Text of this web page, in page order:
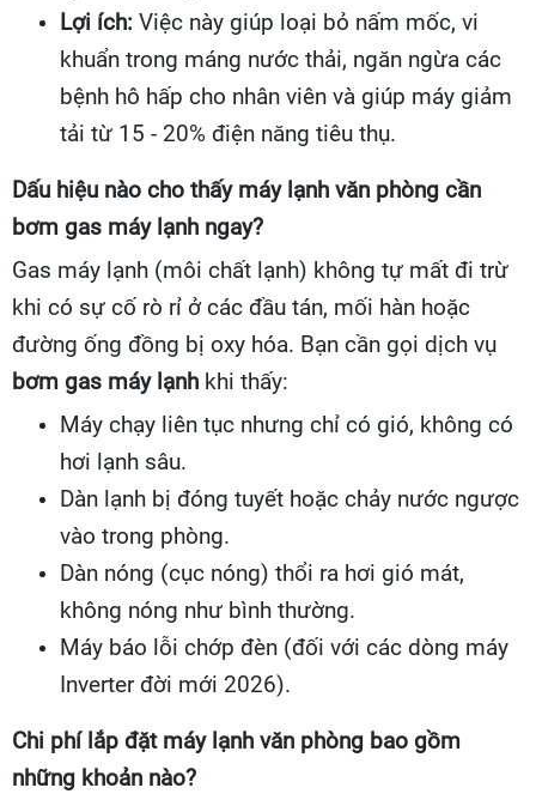
Lợi ích: Việc này giúp loại bỏ nấm mốc, vi
khuẩn trong máng nước thải, ngăn ngừa các
bệnh hô hấp cho nhân viên và giúp máy giảm
tải từ 15 - 20% điện năng tiêu thụ.
Dấu hiệu nào cho thấy máy lạnh văn phòng cần
bơm gas máy lạnh ngay?
Gas máy lạnh (môi chất lạnh) không tự mất đi trừ
khi có sự cố rò rỉ ở các đầu tán, mối hàn hoặc
đường ống đồng bị oxy hóa. Bạn cần gọi dịch vụ
bơm gas máy lạnh khi thấy:
Máy chạy liên tục nhưng chỉ có gió, không có
hơi lạnh sâu.
Dàn lạnh bị đóng tuyết hoặc chảy nước ngược
vào trong phòng.
Dàn nóng (cục nóng) thổi ra hơi gió mát,
không nóng như bình thường.
Máy báo lỗi chớp đèn (đối với các dòng máy
Inverter đời mới 2026).
Chi phí lắp đặt máy lạnh văn phòng bao gồm
những khoản nào?